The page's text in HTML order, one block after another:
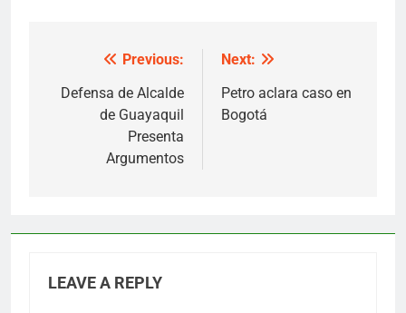
navigation
Previous:
Defensa de Alcalde
de Guayaquil
Presenta
Argumentos
Next:
Petro aclara caso en
Bogotá
LEAVE A REPLY